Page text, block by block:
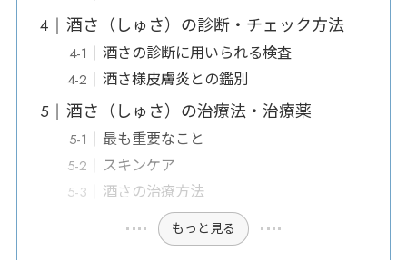
酒さ（しゅさ）の診断・チェック方法
酒さの診断に用いられる検査
酒さ様皮膚炎との鑑別
酒さ（しゅさ）の治療法・治療薬
最も重要なこと
スキンケア
酒さの治療方法
もっと見る